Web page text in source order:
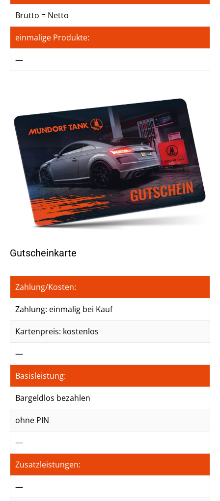
Brutto = Netto
einmalige Produkte:
—
Gutscheinkarte
Zahlung/Kosten:
Zahlung: einmalig bei Kauf
Kartenpreis: kostenlos
—
Basisleistung:
Bargeldlos bezahlen
ohne PIN
—
Zusatzleistungen:
—